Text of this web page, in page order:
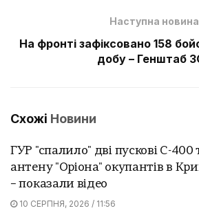
Наступна новина
На фронті зафіксовано 158
добу – Генштаб
Схожі Новини
ГУР "спалило" дві пускові С-400
антену "Оріона" окупантів в
– показали відео
10 СЕРПНЯ, 2026 / 11:56